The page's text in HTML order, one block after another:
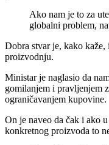
Ako nam je to za
globalni problem,
Dobra stvar je, kako
proizvodnju.
Ministar je naglasio da
gomilanjem i pravljenjem
ograničavanjem kupovine.
On je naveo da čak i ako
konkretnog proizvoda to